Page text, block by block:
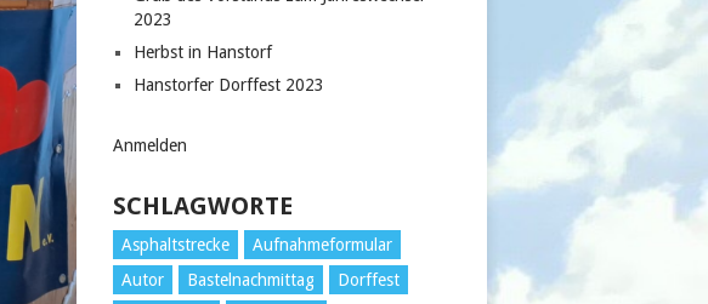
2023
Herbst in Hanstorf
Hanstorfer Dorffest 2023
Anmelden
SCHLAGWORTE
Asphaltstrecke
Aufnahmeformular
Autor
Bastelnachmittag
Dorffest